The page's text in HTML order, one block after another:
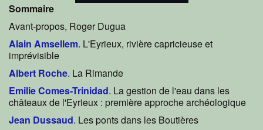
Sommaire
Avant-propos, Roger Dugua
Alain Amsellem. L'Eyrieux, rivière capricieuse et
imprévisible
Albert Roche. La Rimande
Emilie Comes-Trinidad. La gestion de l'eau dans les
châteaux de l'Eyrieux : première approche archéologique
Jean Dussaud. Les ponts dans les Boutières